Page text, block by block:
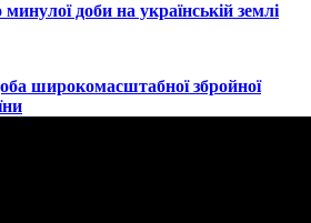
доби на українській землі
широкомасштабної збройної